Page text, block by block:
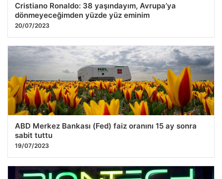
Cristiano Ronaldo: 38 yaşındayım, Avrupa’ya
dönmeyeceğimden yüzde yüz eminim
20/07/2023
ABD Merkez Bankası (Fed) faiz oranını 15 ay sonra
sabit tuttu
19/07/2023